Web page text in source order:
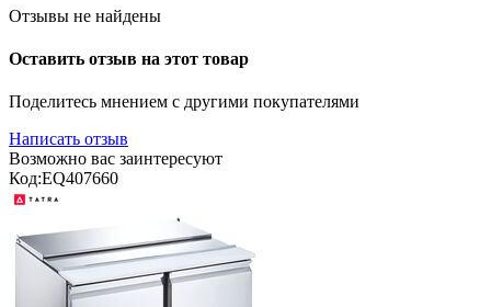
Отзывы не найдены
Оставить отзыв на этот товар
Поделитесь мнением с другими покупателями
Написать отзыв
Возможно вас заинтересуют
Код:EQ407660